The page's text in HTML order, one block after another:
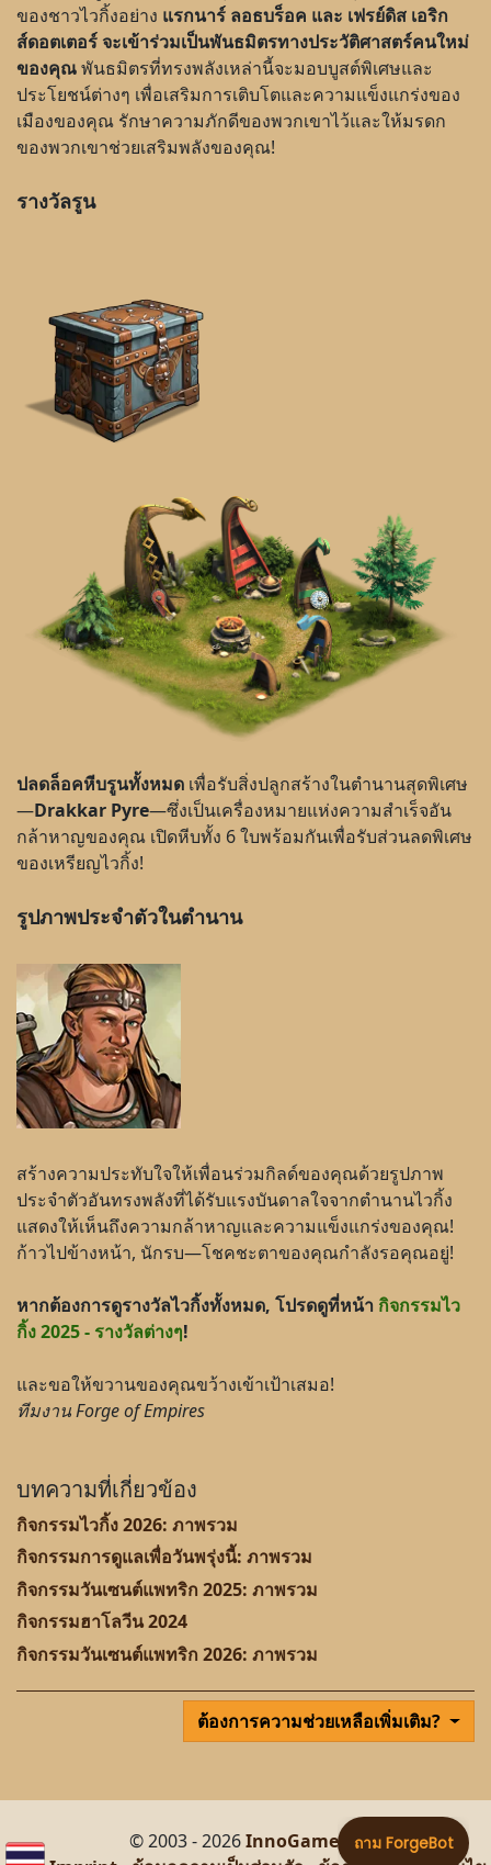
ของชาวไวกิ้งอย่าง แรกนาร์ ลอธบร็อค และ เฟรย์ดิส เอริก
ส์ดอตเตอร์ จะเข้าร่วมเป็นพันธมิตรทางประวัติศาสตร์คนใหม่
ของคุณพันธมิตรที่ทรงพลังเหล่านี้จะมอบบูสต์พิเศษและ
ประโยชน์ต่างๆ เพื่อเสริมการเติบโตและความแข็งแกร่งของ
เมืองของคุณ รักษาความภักดีของพวกเขาไว้และให้มรดก
ของพวกเขาช่วยเสริมพลังของคุณ!
รางวัลรูน
ปลดล็อคหีบรูนทั้งหมด เพื่อรับสิ่งปลูกสร้างในตำนานสุดพิเศษ
—Drakkar Pyre—ซึ่งเป็นเครื่องหมายแห่งความสำเร็จอัน
กล้าหาญของคุณ เปิดหีบทั้ง 6 ใบพร้อมกันเพื่อรับส่วนลดพิเศษ
ของเหรียญไวกิ้ง!
รูปภาพประจำตัวในตำนาน
สร้างความประทับใจให้เพื่อนร่วมกิลด์ของคุณด้วยรูปภาพ
ประจำตัวอันทรงพลังที่ได้รับแรงบันดาลใจจากตำนานไวกิ้ง
แสดงให้เห็นถึงความกล้าหาญและความแข็งแกร่งของคุณ!
ก้าวไปข้างหน้า, นักรบ—โชคชะตาของคุณกำลังรอคุณอยู่!
หากต้องการดูรางวัลไวกิ้งทั้งหมด, โปรดดูที่หน้า กิจกรรมไว
กิ้ง 2025 - รางวัลต่างๆ!
และขอให้ขวานของคุณขว้างเข้าเป้าเสมอ!
ทีมงาน Forge of Empires
บทความที่เกี่ยวข้อง
กิจกรรมไวกิ้ง 2026: ภาพรวม
กิจกรรมการดูแลเพื่อวันพรุ่งนี้: ภาพรวม
กิจกรรมวันเซนต์แพทริก 2025: ภาพรวม
กิจกรรมฮาโลวีน 2024
กิจกรรมวันเซนต์แพทริก 2026: ภาพรวม
ต้องการความช่วยเหลือเพิ่มเติม?
© 2003 - 2026InnoGames GmbH